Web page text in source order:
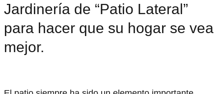
Jardinería de “Patio Lateral”
para hacer que su hogar se vea
mejor.